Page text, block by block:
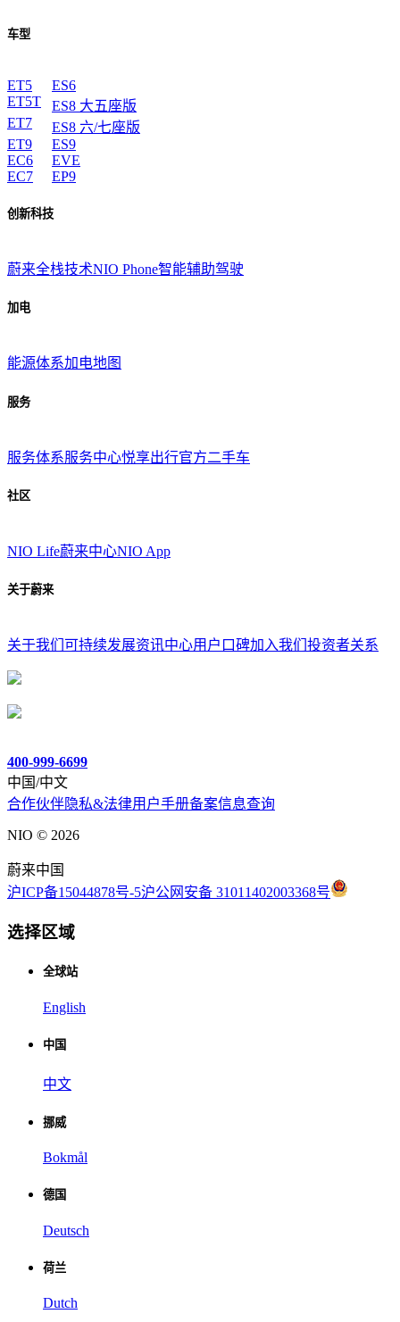
车型
ET5
ET5T
ET7
ET9
EC6
EC7
ES6
ES8 大五座版
ES8 六/七座版
ES9
EVE
EP9
创新科技
蔚来全栈技术NIO Phone智能辅助驾驶
加电
能源体系加电地图
服务
服务体系服务中心悦享出行官方二手车
社区
NIO Life蔚来中心NIO App
关于蔚来
关于我们 可持续发展资讯中心用户口碑加入我们 投资者关系
400-999-6699
中国/中文
合作伙伴隐私&法律用户手册备案信息查询
NIO © 2026
蔚来中国
沪ICP备15044878号-5沪公网安备 31011402003368号
选择区域
全球站
English
中国
中文
挪威
Bokmål
德国
Deutsch
荷兰
Dutch